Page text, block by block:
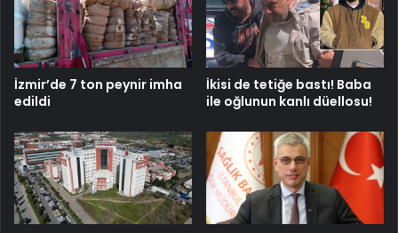
İzmir’de 7 ton peynir imha
edildi
İkisi de tetiğe bastı! Baba
ile oğlunun kanlı düellosu!